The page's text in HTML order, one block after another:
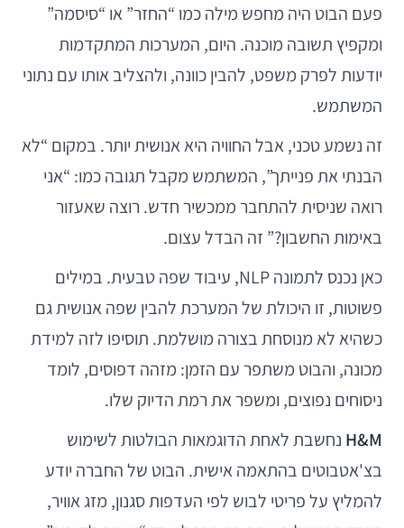
פעם הבוט היה מחפש מילה כמו “החזר” או “סיסמה”
ומקפיץ תשובה מוכנה. היום, המערכות המתקדמות
יודעות לפרק משפט, להבין כוונה, ולהצליב אותו עם נתוני
המשתמש.
זה נשמע טכני, אבל החוויה היא אנושית יותר. במקום “לא
הבנתי את פנייתך”, המשתמש מקבל תגובה כמו: “אני
רואה שניסית להתחבר ממכשיר חדש. רוצה שאעזור
באימות החשבון?” זה הבדל עצום.
כאן נכנס לתמונה NLP, עיבוד שפה טבעית. במילים
פשוטות, זו היכולת של המערכת להבין שפה אנושית גם
כשהיא לא מנוסחת בצורה מושלמת. תוסיפו לזה למידת
מכונה, והבוט משתפר עם הזמן: מזהה דפוסים, לומד
ניסוחים נפוצים, ומשפר את רמת הדיוק שלו.
H&M נחשבת לאחת הדוגמאות הבולטות לשימוש
בצ'אטבוטים בהתאמה אישית. הבוט של החברה יודע
להמליץ על פריטי לבוש לפי העדפות סגנון, מזג אוויר,